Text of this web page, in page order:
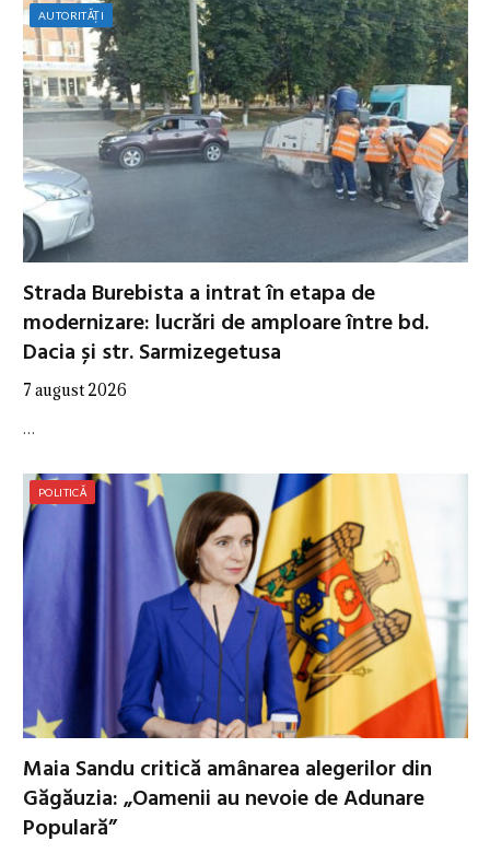
AUTORITĂȚI
Strada Burebista a intrat în etapa de
modernizare: lucrări de amploare între bd.
Dacia și str. Sarmizegetusa
7 august 2026
…
POLITICĂ
Maia Sandu critică amânarea alegerilor din
Găgăuzia: „Oamenii au nevoie de Adunare
Populară”